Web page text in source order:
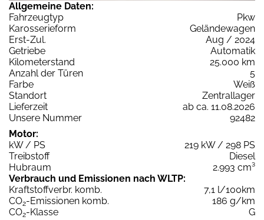
Allgemeine Daten:
Fahrzeugtyp
Pkw
Karosserieform
Geländewagen
Erst-Zul.
Aug / 2024
Getriebe
Automatik
Kilometerstand
25.000 km
Anzahl der Türen
5
Farbe
Weiß
Standort
Zentrallager
Lieferzeit
ab ca. 11.08.2026
Unsere Nummer
92482
Motor:
kW / PS
219 kW / 298 PS
Treibstoff
Diesel
Hubraum
2.993 cm³
Verbrauch und Emissionen nach WLTP:
Kraftstoffverbr. komb.
7,1 l/100km
CO2-Emissionen komb.
186 g/km
CO2-Klasse
G